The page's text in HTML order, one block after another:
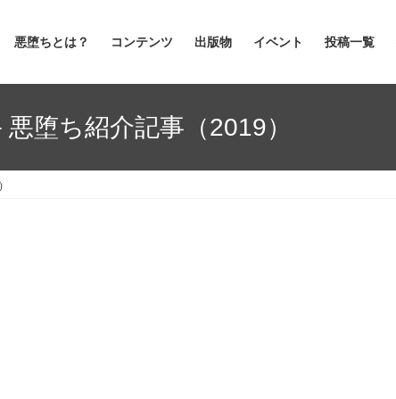
悪堕ちとは？ コンテンツ 出版物 イベント 投稿一覧
堕ち紹介記事（2019）